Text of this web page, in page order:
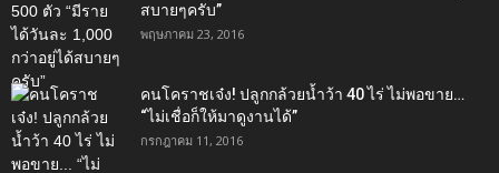
สบายๆครับ”
พฤษภาคม 23, 2016
คนโคราชเจ๋ง! ปลูกกล้วยน้ำว้า 40 ไร่ ไม่พอขาย…
“ไม่เชื่อก็ให้มาดูงานได้”‬
กรกฎาคม 11, 2016